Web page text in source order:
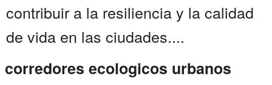
contribuir a la resiliencia y la calidad
de vida en las ciudades....
corredores ecologicos urbanos